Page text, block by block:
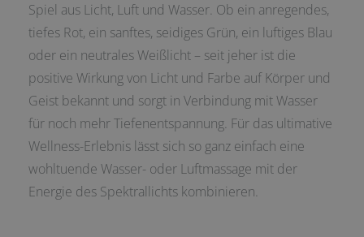
Spiel aus Licht, Luft und Wasser. Ob ein anregendes,
tiefes Rot, ein sanftes, seidiges Grün, ein luftiges Blau
oder ein neutrales Weißlicht – seit jeher ist die
positive Wirkung von Licht und Farbe auf Körper und
Geist bekannt und sorgt in Verbindung mit Wasser
für noch mehr Tiefenentspannung. Für das ultimative
Wellness-Erlebnis lässt sich so ganz einfach eine
wohltuende Wasser- oder Luftmassage mit der
Energie des Spektrallichts kombinieren.